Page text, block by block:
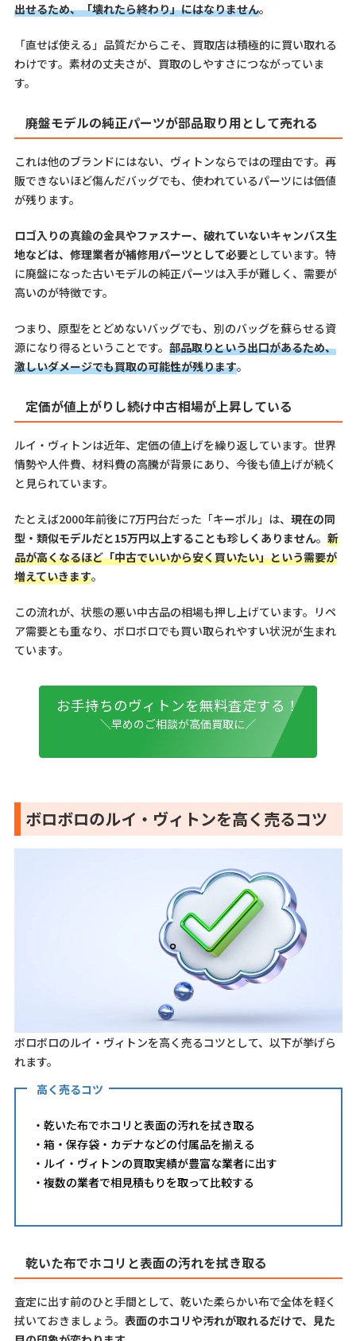
出せるため、「壊れたら終わり」にはなりません。
「直せば使える」品質だからこそ、買取店は積極的に買い取れる
わけです。素材の丈夫さが、買取のしやすさにつながっていま
す。
廃盤モデルの純正パーツが部品取り用として売れる
これは他のブランドにはない、ヴィトンならではの理由です。再
販できないほど傷んだバッグでも、使われているパーツには価値
が残ります。
ロゴ入りの真鍮の金具やファスナー、破れていないキャンバス生
地などは、修理業者が補修用パーツとして必要としています。特
に廃盤になった古いモデルの純正パーツは入手が難しく、需要が
高いのが特徴です。
つまり、原型をとどめないバッグでも、別のバッグを蘇らせる資
源になり得るということです。 部品取りという出口があるため、
激しいダメージでも買取の可能性が残ります。
定価が値上がりし続け中古相場が上昇している
ルイ・ヴィトンは近年、定価の値上げを繰り返しています。世界
情勢や人件費、材料費の高騰が背景にあり、今後も値上げが続く
と見られています。
たとえば2000年前後に7万円台だった「キーポル」は、 現在の同
型・類似モデルだと15万円以上することも珍しくありません。 新
品が高くなるほど「中古でいいから安く買いたい」という需要が
増えていきます。
この流れが、状態の悪い中古品の相場も押し上げています。リペ
ア需要とも重なり、ボロボロでも買い取られやすい状況が生まれ
ています。
お手持ちのヴィトンを無料査定する！
＼早めのご相談が高価買取に／
ボロボロのルイ・ヴィトンを高く売るコツ
ボロボロのルイ・ヴィトンを高く売るコツとして、以下が挙げら
れます。
高く売るコツ
・乾いた布でホコリと表面の汚れを拭き取る
・箱・保存袋・カデナなどの付属品を揃える
・ルイ・ヴィトンの買取実績が豊富な業者に出す
・複数の業者で相見積もりを取って比較する
乾いた布でホコリと表面の汚れを拭き取る
査定に出す前のひと手間として、乾いた柔らかい布で全体を軽く
拭いておきましょう。 表面のホコリや汚れが取れるだけで、見た